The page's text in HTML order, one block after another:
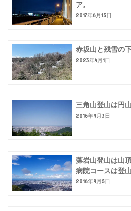
ア。
2017年6月15日
赤坂山と残雪の
2023年4月1日
三角山登山は円
2016年9月3日
藻岩山登山は山
病院コースは登
2016年9月5日